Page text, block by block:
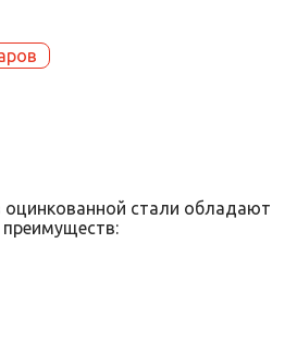
стали обладают